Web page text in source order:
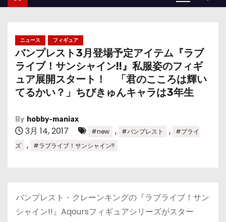
ニュース フィギュア
バンプレスト3月登場予定アイテム『ラブ
ライブ！サンシャイン!!』私服姿のフィギ
ュア展開スタート！ 「君のこころは輝い
てるかい？」ちびきゅんキャラは3年生
By hobby-maniax
3月 14, 2017 #new , #バンプレスト ,
#プライ
ズ
, #ラブライブ！サンシャイン!!
バンプレスト・クレーンキングの『ラブライブ！サン
シャイン!!』Aqoursフィギュアシリーズがスター